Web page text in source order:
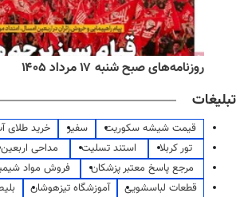
روزنامه‌های صبح شنبه ۱۷ مرداد ۱۴۰۵
تبلیغات
قیمت شیشه سکوریت سفیر خرید طلای
تور کربلا
استند تسلیت مداحی اربعین
مرجع پاسخ معتبر پزشکان
فروش مواد
قطعات لباسشویی
آموزشگاه تیزهوشان